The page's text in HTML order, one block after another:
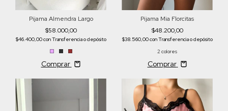
Pijama Almendra Largo
$58.000,00
$46.400,00conTransferencia o depósito
Comprar
Pijama Mia Florcitas
$48.200,00
$38.560,00conTransferencia o depósito
2 colores
Comprar